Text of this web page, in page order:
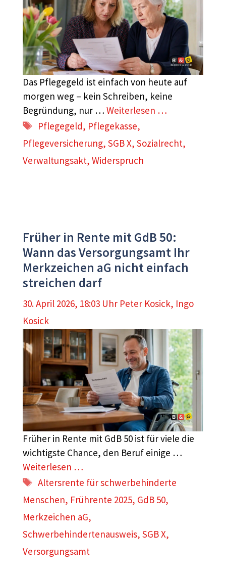
Das Pflegegeld ist einfach von heute auf
morgen weg – kein Schreiben, keine
Begründung, nur … Weiterlesen …
Schlagwörter
Pflegegeld, Pflegekasse,
Pflegeversicherung, SGB X, Sozialrecht,
Verwaltungsakt, Widerspruch
Früher in Rente mit GdB 50:
Wann das Versorgungsamt Ihr
Merkzeichen aG nicht einfach
streichen darf
30. April 2026, 18:03 Uhr Peter Kosick, Ingo
Kosick
Früher in Rente mit GdB 50 ist für viele die
wichtigste Chance, den Beruf einige …
Weiterlesen …
Schlagwörter
Altersrente für schwerbehinderte
Menschen, Frührente 2025, GdB 50,
Merkzeichen aG,
Schwerbehindertenausweis, SGB X,
Versorgungsamt